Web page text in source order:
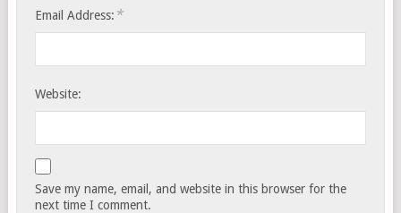
Email Address: *
Website:
Save my name, email, and website in this browser for the
next time I comment.